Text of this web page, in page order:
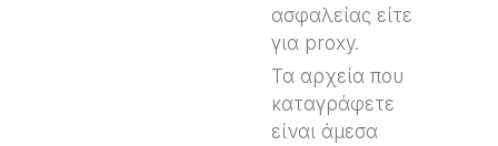
ασφαλείας είτε
για proxy.
Τα αρχεία που
καταγράφετε
είναι άμεσα